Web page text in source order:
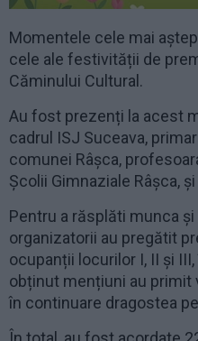
Momentele cele mai
cele ale festivității de
Căminului Cultural.
Au fost prezenți la acest
cadrul ISJ Suceava,
comunei Râșca,
Școlii Gimnaziale Râșca,
Pentru a răsplăti munca
organizatorii au pregătit
ocupanții locurilor I, II și
obținut mențiuni au
în continuare dragostea